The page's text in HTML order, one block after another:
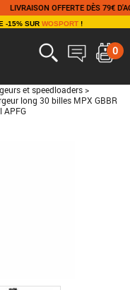
OFFERTE DÈS 79€
-15% SUR WOSPORT!
0
et speedloaders>
long 30 billes MPX GBBR
APFG